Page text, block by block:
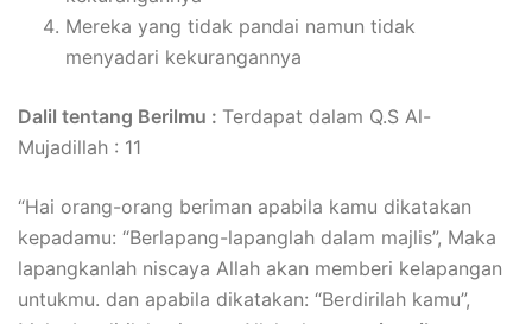
Mereka yang tidak pandai namun tidak
menyadari kekurangannya
Dalil tentang Berilmu : Terdapat dalam Q.S Al-
Mujadillah : 11
“Hai orang-orang beriman apabila kamu dikatakan
kepadamu: “Berlapang-lapanglah dalam majlis”, Maka
lapangkanlah niscaya Allah akan memberi kelapangan
untukmu. dan apabila dikatakan: “Berdirilah kamu”,